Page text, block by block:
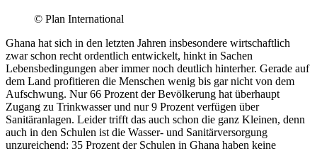
© Plan International
Ghana hat sich in den letzten Jahren insbesondere wirtschaftlich
zwar schon recht ordentlich entwickelt, hinkt in Sachen
Lebensbedingungen aber immer noch deutlich hinterher. Gerade auf
dem Land profitieren die Menschen wenig bis gar nicht von dem
Aufschwung. Nur 66 Prozent der Bevölkerung hat überhaupt
Zugang zu Trinkwasser und nur 9 Prozent verfügen über
Sanitäranlagen. Leider trifft das auch schon die ganz Kleinen, denn
auch in den Schulen ist die Wasser- und Sanitärversorgung
unzureichend: 35 Prozent der Schulen in Ghana haben keine